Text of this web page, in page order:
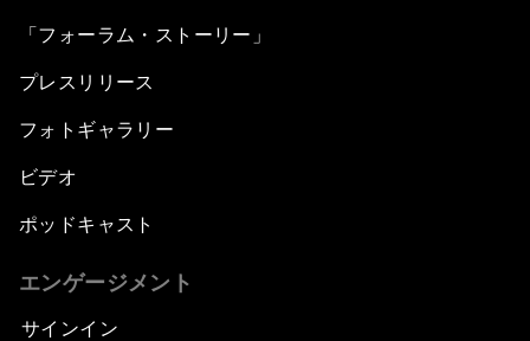
「フォーラム・ストーリー」
プレスリリース
フォトギャラリー
ビデオ
ポッドキャスト
エンゲージメント
サインイン